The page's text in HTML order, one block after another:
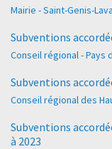
Mairie - Saint-Genis-
Subventions
Conseil régional - Pays
Subventions
Conseil régional des
Subventions
à 2023